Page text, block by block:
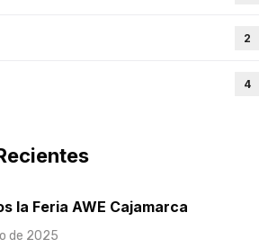
2
4
la Feria AWE Cajamarca
de 2025